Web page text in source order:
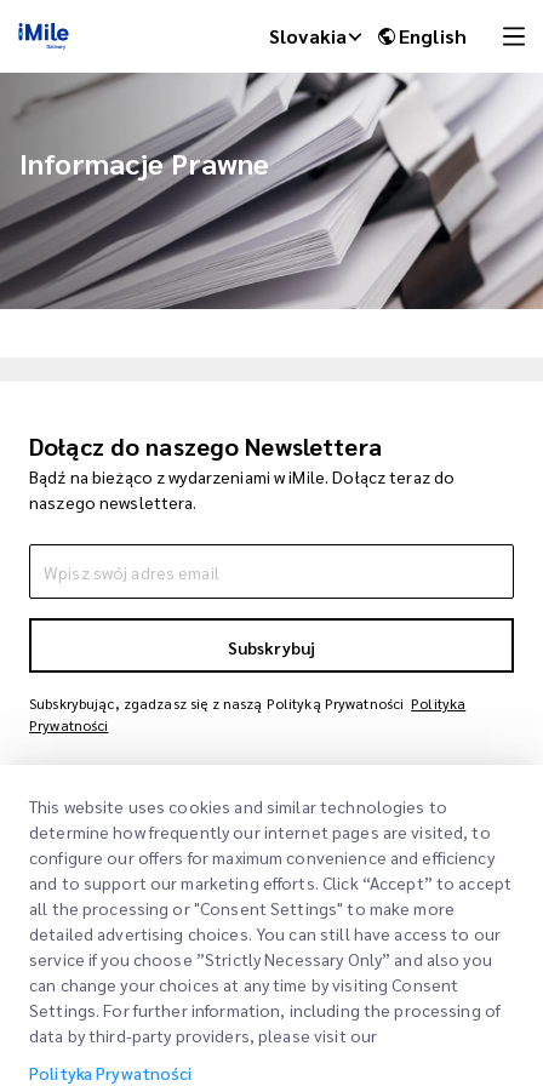
Slovakia English
Informacje Prawne
Dołącz do naszego Newslettera
Bądź na bieżąco z wydarzeniami w iMile. Dołącz teraz do
naszego newslettera.
Subskrybuj
Subskrybując, zgadzasz się z naszą Polityką Prywatności Polityka
Prywatności
Szybkie Linki
Lokalizacje Biur
Poproś o Wycenę
Firma
O Nas
Nasze Usługi
This website uses cookies and similar technologies to
determine how frequently our internet pages are visited, to
configure our offers for maximum convenience and efficiency
and to support our marketing efforts. Click “Accept” to accept
all the processing or "Consent Settings" to make more
detailed advertising choices. You can still have access to our
service if you choose ”Strictly Necessary Only” and also you
can change your choices at any time by visiting Consent
Settings. For further information, including the processing of
data by third-party providers, please visit our
Polityka Prywatności